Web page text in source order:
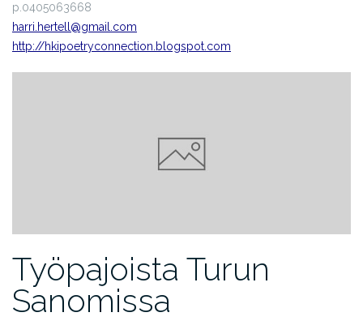
p.0405063668
harri.hertell@gmail.com
http://hkipoetryconnection.blogspot.com
Työpajoista Turun
Sanomissa